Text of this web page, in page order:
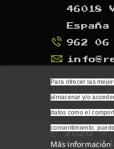
46018
España
962 06
Para ofrecer las
almacenar y/o
datos como el
consentimiento,
Más información